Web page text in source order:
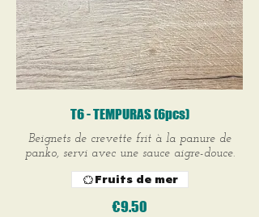
T6 - TEMPURAS (6pcs)
Beignets de crevette frit à la panure de
panko, servi avec une sauce aigre-douce.
€9.50
Fruits de mer